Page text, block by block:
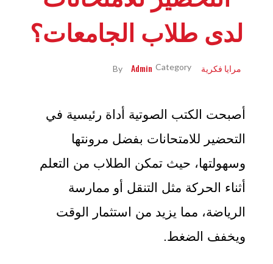
لدى طلاب الجامعات؟
By Admin مرايا فكرية
أصبحت الكتب الصوتية أداة رئيسية في
التحضير للامتحانات بفضل مرونتها
وسهولتها، حيث تمكن الطلاب من التعلم
أثناء الحركة مثل التنقل أو ممارسة
الرياضة، مما يزيد من استثمار الوقت
ويخفف الضغط.